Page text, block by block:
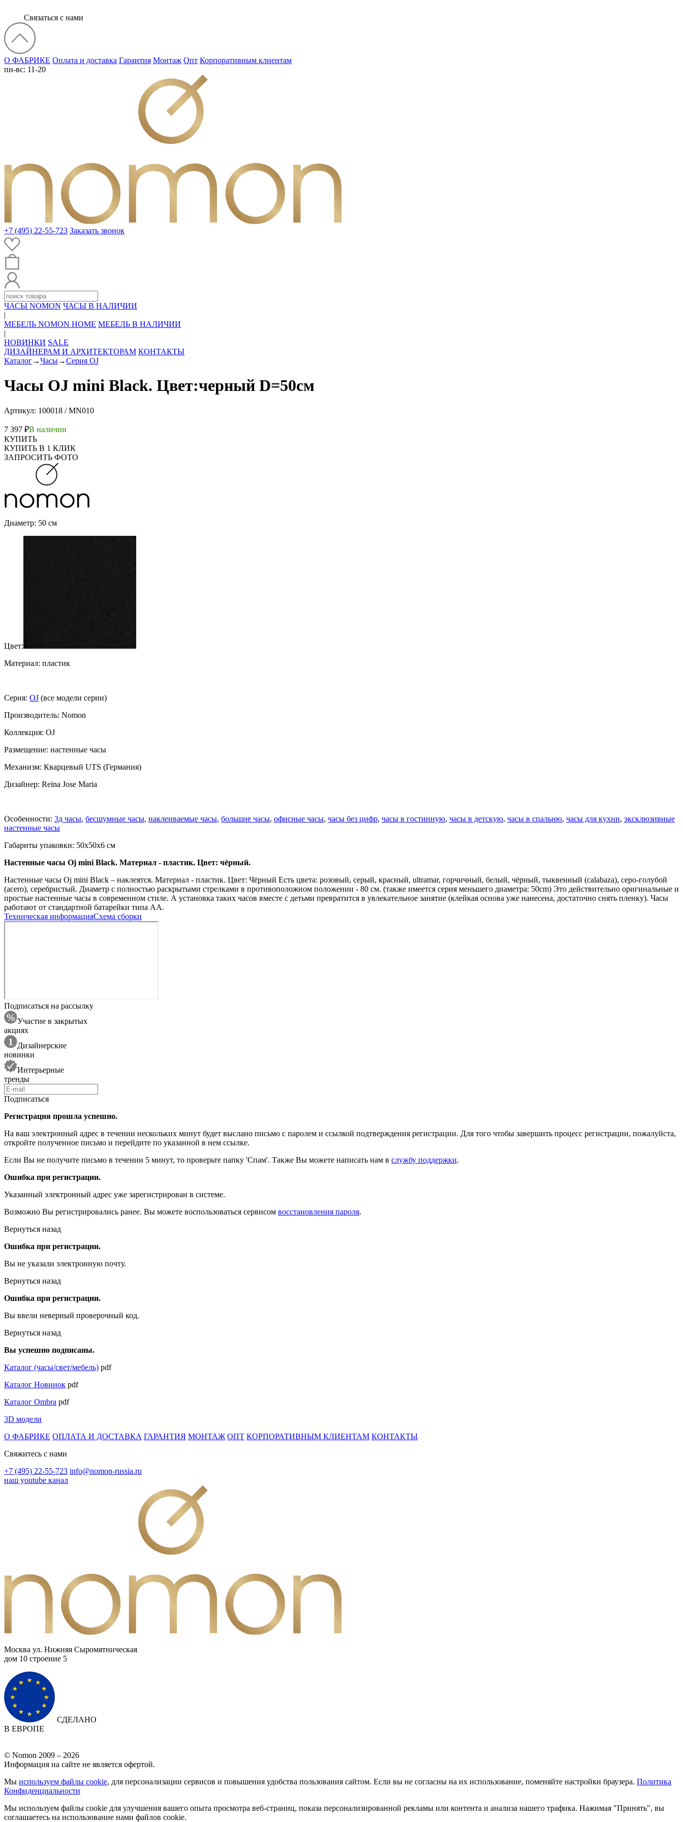
Связаться с нами
О ФАБРИКЕ Оплата и доставка Гарантия Монтаж Опт Корпоративным клиентам
пн-вс: 11-20
+7 (495) 22-55-723 Заказать звонок
ЧАСЫ NOMON ЧАСЫ В НАЛИЧИИ
|
МЕБЕЛЬ NOMON HOME МЕБЕЛЬ В НАЛИЧИИ
|
НОВИНКИ SALE
ДИЗАЙНЕРАМ И АРХИТЕКТОРАМ КОНТАКТЫ
Каталог→Часы→Серия OJ
Часы OJ mini Black. Цвет:черный D=50см
Артикул: 100018 / MN010
7 397 ₽В наличии
КУПИТЬ
КУПИТЬ В 1 КЛИК
ЗАПРОСИТЬ ФОТО
Диаметр: 50 см
Цвет:
Материал: пластик
Серия: OJ (все модели серии)
Производитель: Nomon
Коллекция: OJ
Размещение: настенные часы
Механизм: Кварцевый UTS (Германия)
Дизайнер: Reina Jose Maria
Особенности: 3д часы, бесшумные часы, наклеиваемые часы, большие часы, офисные часы, часы без цифр, часы в гостинную, часы в детскую, часы в спальню, часы для кухни, эксклюзивные
настенные часы
Габариты упаковки: 50x50x6 см
Настенные часы Oj mini Black. Материал - пластик. Цвет: чёрный.
Настенные часы Oj mini Black – наклеятся. Материал - пластик. Цвет: Чёрный Есть цвета: розовый, серый, красный, ultramar, горчичный, белый, чёрный, тыквенный (calabaza), серо-голубой
(acero), серебристый. Диаметр с полностью раскрытыми стрелками в противоположном положении - 80 см. (также имеется серия меньшего диаметра: 50cm) Это действительно оригинальные и
простые настенные часы в современном стиле. А установка таких часов вместе с детьми превратится в увлекательное занятие (клейкая основа уже нанесена, достаточно снять пленку). Часы
работают от стандартной батарейки типа АА.
Техническая информацияСхема сборки
Подписаться на рассылку
Участие в закрытых
акциях
Дизайнерские
новинки
Интерьерные
тренды
Подписаться
Регистрация прошла успешно.
На ваш электронный адрес в течении нескольких минут будет выслано письмо с паролем и ссылкой подтверждения регистрации. Для того чтобы завершить процесс регистрации, пожалуйста,
откройте полученное письмо и перейдите по указанной в нем ссылке.
Если Вы не получите письмо в течении 5 минут, то проверьте папку 'Спам'. Также Вы можете написать нам в службу поддержки.
Ошибка при регистрации.
Указанный электронный адрес уже зарегистрирован в системе.
Возможно Вы регистрировались ранее. Вы можете воспользоваться сервисом восстановления пароля.
Вернуться назад
Ошибка при регистрации.
Вы не указали электронную почту.
Вернуться назад
Ошибка при регистрации.
Вы ввели неверный проверочный код.
Вернуться назад
Вы успешно подписаны.
Каталог (часы/свет/мебель) pdf
Каталог Новинок pdf
Каталог Ombra pdf
3D модели
О ФАБРИКЕ ОПЛАТА И ДОСТАВКА ГАРАНТИЯ МОНТАЖ ОПТ КОРПОРАТИВНЫМ КЛИЕНТАМ КОНТАКТЫ
Свяжитесь с нами
+7 (495) 22-55-723 info@nomon-russia.ru
наш youtube канал
Москва ул. Нижняя Сыромятническая
дом 10 cтроение 5
СДЕЛАНО
В ЕВРОПЕ
© Nomon 2009 – 2026
Информация на сайте не является офертой.
Мы используем файлы cookie, для персонализации сервисов и повышения удобства пользования сайтом. Если вы не согласны на их использование, поменяйте настройки браузера. Политика
Конфиденциальности
Мы используем файлы cookie для улучшения вашего опыта просмотра веб-страниц, показа персонализированной рекламы или контента и анализа нашего трафика. Нажимая "Принять", вы
соглашаетесь на использование нами файлов cookie.